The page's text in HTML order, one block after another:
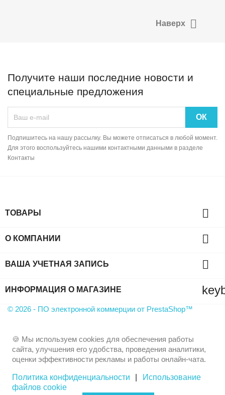
Наверх 
Получите наши последние новости и
специальные предложения
Подпишитесь на нашу рассылку. Вы можете отписаться в любой момент.
Для этого воспользуйтесь нашими контактными данными в разделе
Контакты
ТОВАРЫ 
О КОМПАНИИ 
ВАША УЧЕТНАЯ ЗАПИСЬ 
ИНФОРМАЦИЯ О МАГАЗИНЕ
© 2026 - ПО электронной коммерции от PrestaShop™
🍪 Мы используем cookies для обеспечения работы
сайта, улучшения его удобства, проведения аналитики,
оценки эффективности рекламы и работы онлайн-чата.
Политика конфиденциальности
Использование
файлов cookie